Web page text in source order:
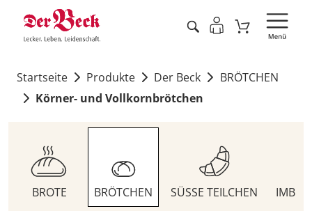
Startseite Produkte Der Beck
BRÖTCHEN
Körner- und Vollkornbrötchen
BROTE BRÖTCHEN SÜSSE TEILCHEN